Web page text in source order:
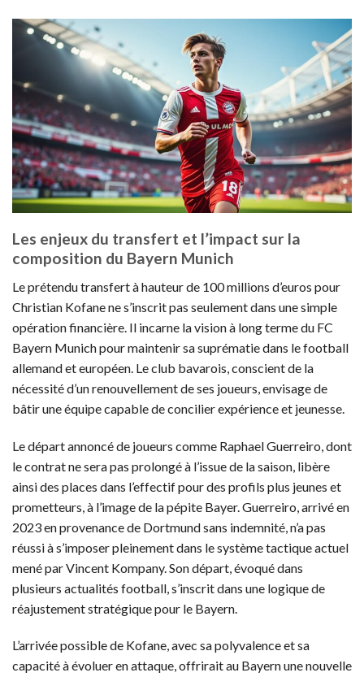
Les enjeux du transfert et l’impact sur la
composition du Bayern Munich
Le prétendu transfert à hauteur de 100 millions d’euros pour
Christian Kofane ne s’inscrit pas seulement dans une simple
opération financière. Il incarne la vision à long terme du FC
Bayern Munich pour maintenir sa suprématie dans le football
allemand et européen. Le club bavarois, conscient de la
nécessité d’un renouvellement de ses joueurs, envisage de
bâtir une équipe capable de concilier expérience et jeunesse.
Le départ annoncé de joueurs comme Raphael Guerreiro, dont
le contrat ne sera pas prolongé à l’issue de la saison, libère
ainsi des places dans l’effectif pour des profils plus jeunes et
prometteurs, à l’image de la pépite Bayer. Guerreiro, arrivé en
2023 en provenance de Dortmund sans indemnité, n’a pas
réussi à s’imposer pleinement dans le système tactique actuel
mené par Vincent Kompany. Son départ, évoqué dans
plusieurs actualités football, s’inscrit dans une logique de
réajustement stratégique pour le Bayern.
L’arrivée possible de Kofane, avec sa polyvalence et sa
capacité à évoluer en attaque, offrirait au Bayern une nouvelle